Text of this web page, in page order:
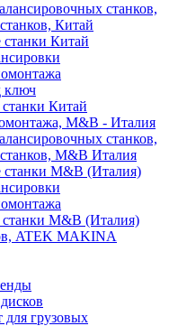
станков,
Китай
Китай
ключ
Китай
M&B - Италия
станков,
M&B Италия
станки M&B (Италия)
M&B (Италия)
ATEK MAKINA
для грузовых